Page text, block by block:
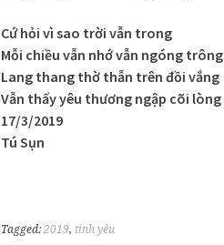
Cứ hỏi vì sao trời vẫn trong
Mỗi chiều vẫn nhớ vẫn ngóng trông
Lang thang thờ thẫn trên đồi vắng
Vẫn thấy yêu thương ngập cõi lòng
17/3/2019
Tú Sụn
Tagged: 2019, tình yêu